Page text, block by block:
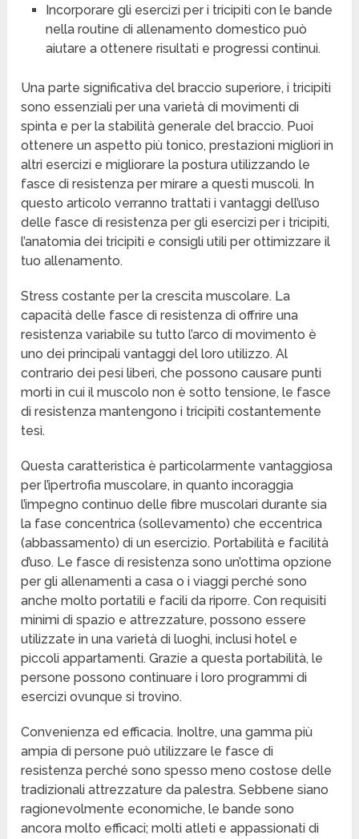
Incorporare gli esercizi per i tricipiti con le bande
nella routine di allenamento domestico può
aiutare a ottenere risultati e progressi continui.
Una parte significativa del braccio superiore, i tricipiti
sono essenziali per una varietà di movimenti di
spinta e per la stabilità generale del braccio. Puoi
ottenere un aspetto più tonico, prestazioni migliori in
altri esercizi e migliorare la postura utilizzando le
fasce di resistenza per mirare a questi muscoli. In
questo articolo verranno trattati i vantaggi dell’uso
delle fasce di resistenza per gli esercizi per i tricipiti,
l’anatomia dei tricipiti e consigli utili per ottimizzare il
tuo allenamento.
Stress costante per la crescita muscolare. La
capacità delle fasce di resistenza di offrire una
resistenza variabile su tutto l’arco di movimento è
uno dei principali vantaggi del loro utilizzo. Al
contrario dei pesi liberi, che possono causare punti
morti in cui il muscolo non è sotto tensione, le fasce
di resistenza mantengono i tricipiti costantemente
tesi.
Questa caratteristica è particolarmente vantaggiosa
per l’ipertrofia muscolare, in quanto incoraggia
l’impegno continuo delle fibre muscolari durante sia
la fase concentrica (sollevamento) che eccentrica
(abbassamento) di un esercizio. Portabilità e facilità
d’uso. Le fasce di resistenza sono un’ottima opzione
per gli allenamenti a casa o i viaggi perché sono
anche molto portatili e facili da riporre. Con requisiti
minimi di spazio e attrezzature, possono essere
utilizzate in una varietà di luoghi, inclusi hotel e
piccoli appartamenti. Grazie a questa portabilità, le
persone possono continuare i loro programmi di
esercizi ovunque si trovino.
Convenienza ed efficacia. Inoltre, una gamma più
ampia di persone può utilizzare le fasce di
resistenza perché sono spesso meno costose delle
tradizionali attrezzature da palestra. Sebbene siano
ragionevolmente economiche, le bande sono
ancora molto efficaci; molti atleti e appassionati di